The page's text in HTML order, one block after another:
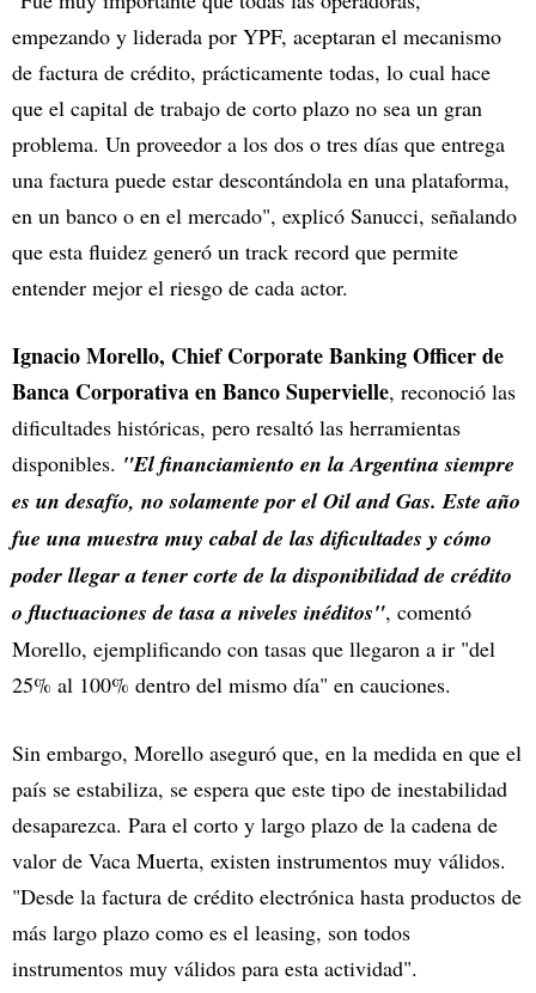
empezando y liderada por YPF, aceptaran el mecanismo
de factura de crédito, prácticamente todas, lo cual hace
que el capital de trabajo de corto plazo no sea un gran
problema. Un proveedor a los dos o tres días que entrega
una factura puede estar descontándola en una plataforma,
en un banco o en el mercado", explicó Sanucci, señalando
que esta fluidez generó un track record que permite
entender mejor el riesgo de cada actor.
Ignacio Morello, Chief Corporate Banking Officer de
Banca Corporativa en Banco Supervielle, reconoció las
dificultades históricas, pero resaltó las herramientas
disponibles. "El financiamiento en la Argentina siempre
es un desafío, no solamente por el Oil and Gas. Este año
fue una muestra muy cabal de las dificultades y cómo
poder llegar a tener corte de la disponibilidad de crédito
o fluctuaciones de tasa a niveles inéditos", comentó
Morello, ejemplificando con tasas que llegaron a ir "del
25% al 100% dentro del mismo día" en cauciones.
Sin embargo, Morello aseguró que, en la medida en que el
país se estabiliza, se espera que este tipo de inestabilidad
desaparezca. Para el corto y largo plazo de la cadena de
valor de Vaca Muerta, existen instrumentos muy válidos.
"Desde la factura de crédito electrónica hasta productos de
más largo plazo como es el leasing, son todos
instrumentos muy válidos para esta actividad".